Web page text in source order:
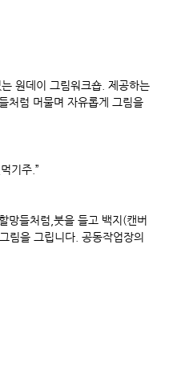
원데이 그림워크숍. 제공하는
처럼 머물며 자유롭게 그림을
기주.”
망들처럼,붓을 들고 백지(캔버
림을 그립니다. 공동작업장의